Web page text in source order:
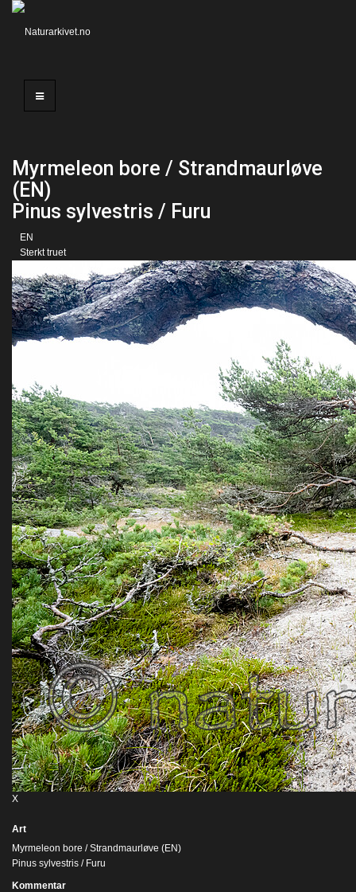
Myrmeleon bore / Strandmaurløve
(EN)
Pinus sylvestris / Furu
EN
Sterkt truet
X
Art
Myrmeleon bore / Strandmaurløve (EN)
Pinus sylvestris / Furu
Kommentar